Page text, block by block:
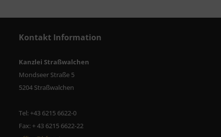
Kontakt Information
Kanzlei Straßwalchen
Mondseer Straße 5
5204 Straßwalchen
Tel: +43 6215 6622-0
Fax: + 43 6215 6622-22